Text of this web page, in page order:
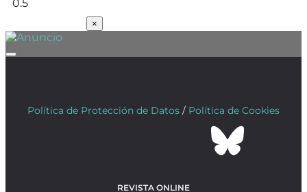
×
Política de Protección de Datos / Política de Cookies
REVISTA ONLINE